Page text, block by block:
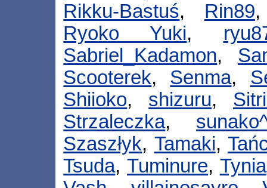
Rikku-Bastuś, Rin89
Ryoko Yuki,
Sabriel_Kadamon,
Scooterek, Senma,
Shiioko, shizuru,
Strzaleczka,
Szaszłyk, Tamaki,
Tsuda, Tuminure, Tynia